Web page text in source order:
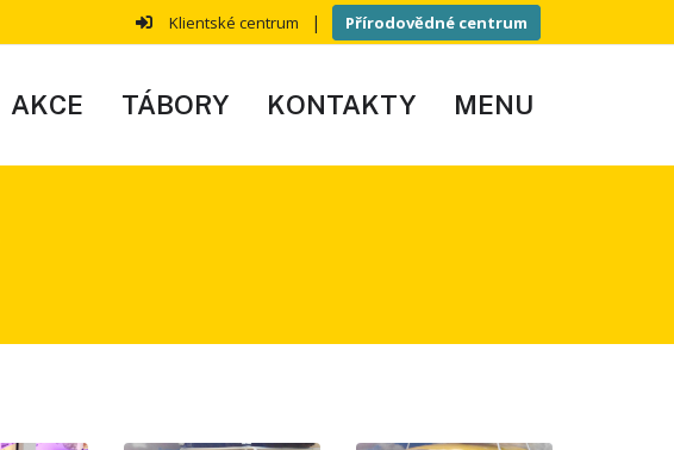
Klientské centrum | Přírodovědné centrum
AKCE TÁBORY KONTAKTY MENU